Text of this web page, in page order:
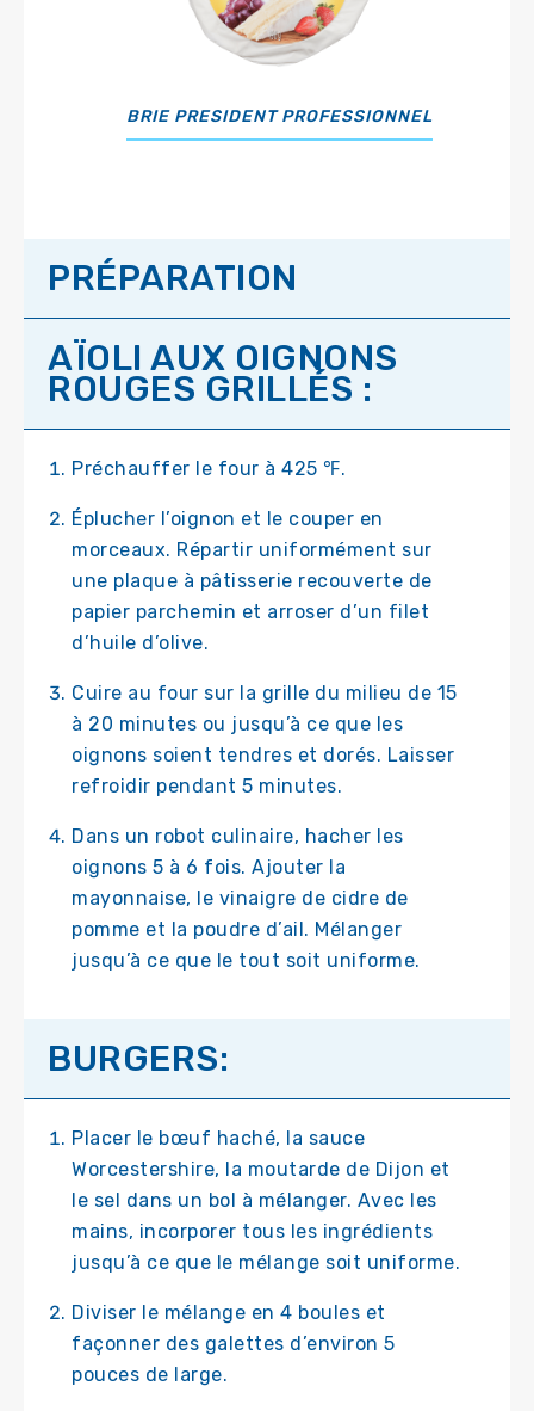
BRIE PRESIDENT PROFESSIONNEL
PRÉPARATION
AÏOLI AUX OIGNONS
ROUGES GRILLÉS :
Préchauffer le four à 425 ℉.
Éplucher l’oignon et le couper en
morceaux. Répartir uniformément sur
une plaque à pâtisserie recouverte de
papier parchemin et arroser d’un filet
d’huile d’olive.
Cuire au four sur la grille du milieu de 15
à 20 minutes ou jusqu’à ce que les
oignons soient tendres et dorés. Laisser
refroidir pendant 5 minutes.
Dans un robot culinaire, hacher les
oignons 5 à 6 fois. Ajouter la
mayonnaise, le vinaigre de cidre de
pomme et la poudre d’ail. Mélanger
jusqu’à ce que le tout soit uniforme.
BURGERS:
Placer le bœuf haché, la sauce
Worcestershire, la moutarde de Dijon et
le sel dans un bol à mélanger. Avec les
mains, incorporer tous les ingrédients
jusqu’à ce que le mélange soit uniforme.
Diviser le mélange en 4 boules et
façonner des galettes d’environ 5
pouces de large.